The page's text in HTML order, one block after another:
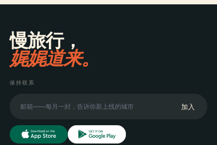
慢旅行，
娓娓道来。
保持联系
加入